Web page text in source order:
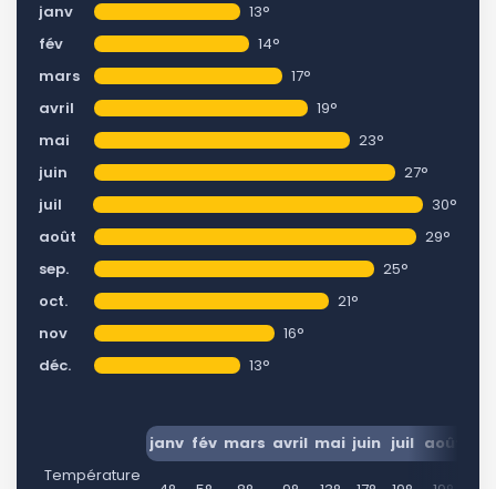
janv
13°
fév
14°
mars
17°
avril
19°
mai
23°
juin
27°
juil
30°
août
29°
sep.
25°
oct.
21°
nov
16°
déc.
13°
janv fév mars avril mai juin juil août
Température